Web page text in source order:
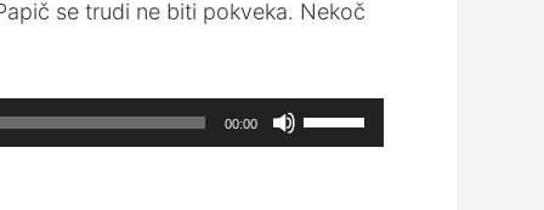
se trudi ne biti pokveka. Nekoč
00:00
Use
Up/Down